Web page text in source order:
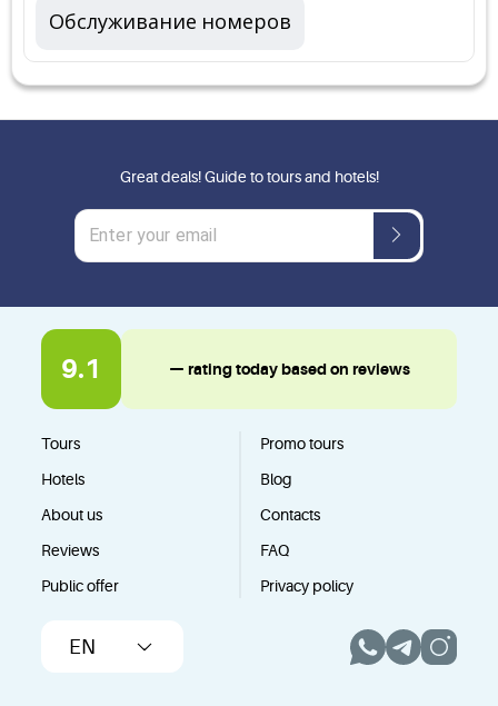
Обслуживание номеров
9.1 — rating today based on reviews
Tours
Promo tours
Hotels
Blog
About us
Contacts
Reviews
FAQ
Public offer
Privacy policy
EN
Great deals! Guide to tours and hotels!